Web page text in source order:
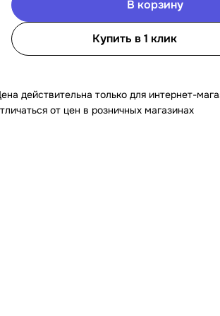
В корзину
Купить в 1 клик
действительна только для интернет-
от цен в розничных магазинах